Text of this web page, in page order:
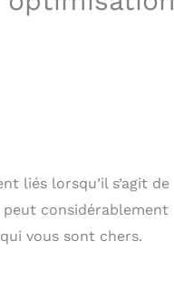
liés lorsqu’il s’agit de
considérablement
vous sont chers.